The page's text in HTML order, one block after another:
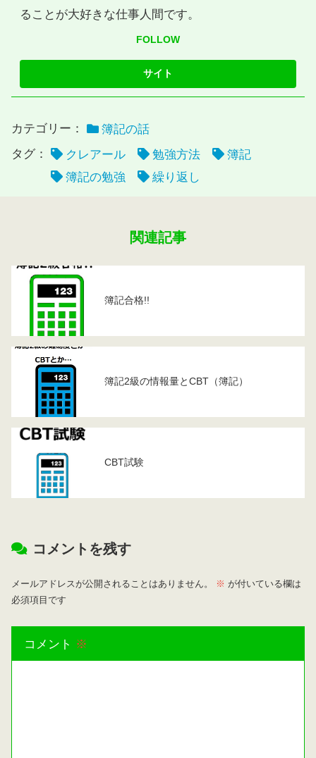
ることが大好きな仕事人間です。
FOLLOW
カテゴリー：
簿記の話
タグ：
クレアール 勉強方法
簿記
簿記の勉強
繰り返し
関連記事
簿記合格!!
簿記2級の情報量とCBT（簿記）
CBT試験
コメントを残す
メールアドレスが公開されることはありません。 ※ が付いている欄は
必須項目です
コメント ※